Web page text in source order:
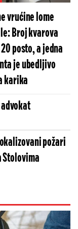
vrućine lome
Broj kvarova
posto, a jedna
je ubedljivo
karika
požari
Stolovima